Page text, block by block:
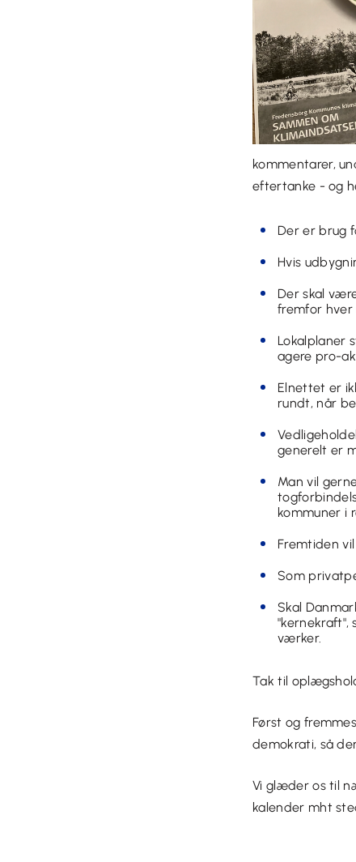
kommentarer,
eftertanke - og
Der er brug
Hvis
Der skal
fremfor hver
Lokalplaner
agere pro-
Elnettet er
rundt, når
generelt er
Man vil
kommuner i
Fremtiden
Som
Skal
"kernekraft",
værker.
Tak til
Først og
demokrati, så
Vi glæder os til
kalender mht